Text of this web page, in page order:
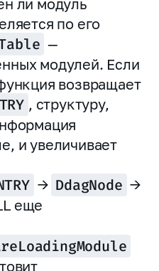
ли модуль
по его
—
модулей. Если
возвращает
, структуру,
и увеличивает
→ DdagNode →
еще